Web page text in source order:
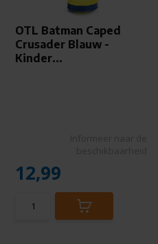
OTL Batman Caped
Crusader Blauw -
Kinder...
12,99